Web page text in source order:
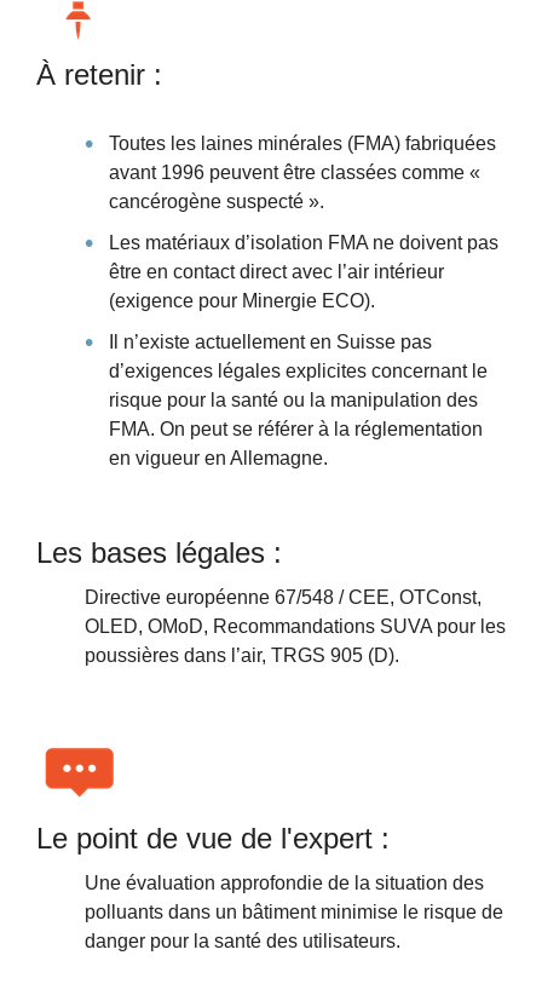
À retenir :
Toutes les laines minérales (FMA) fabriquées
avant 1996 peuvent être classées comme «
cancérogène suspecté ».
Les matériaux d’isolation FMA ne doivent pas
être en contact direct avec l’air intérieur
(exigence pour Minergie ECO).
Il n’existe actuellement en Suisse pas
d’exigences légales explicites concernant le
risque pour la santé ou la manipulation des
FMA. On peut se référer à la réglementation
en vigueur en Allemagne.
Les bases légales :
Directive européenne 67/548 / CEE, OTConst,
OLED, OMoD, Recommandations SUVA pour les
poussières dans l’air, TRGS 905 (D).
Le point de vue de l'expert :
Une évaluation approfondie de la situation des
polluants dans un bâtiment minimise le risque de
danger pour la santé des utilisateurs.